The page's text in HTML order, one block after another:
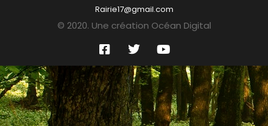
Rairie17@gmail.com
© 2020. Une création Océan Digital